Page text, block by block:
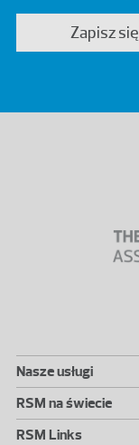
Zapisz się
Nasze usługi
RSM na świecie
RSM Links